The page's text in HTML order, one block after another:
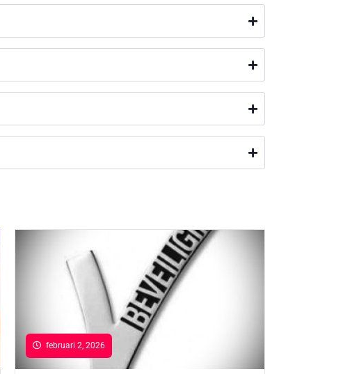
februari 2, 2026